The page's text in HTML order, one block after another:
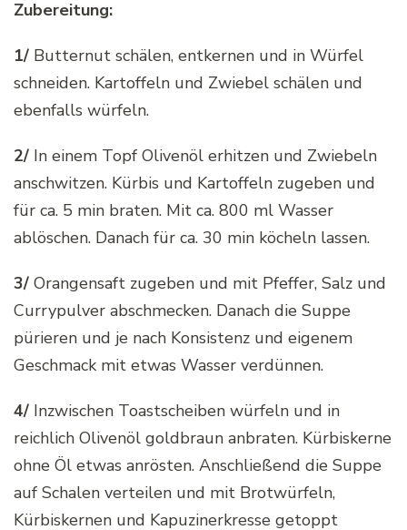
Zubereitung:
1/ Butternut schälen, entkernen und in Würfel
schneiden. Kartoffeln und Zwiebel schälen und
ebenfalls würfeln.
2/ In einem Topf Olivenöl erhitzen und Zwiebeln
anschwitzen. Kürbis und Kartoffeln zugeben und
für ca. 5 min braten. Mit ca. 800 ml Wasser
ablöschen. Danach für ca. 30 min köcheln lassen.
3/ Orangensaft zugeben und mit Pfeffer, Salz und
Currypulver abschmecken. Danach die Suppe
pürieren und je nach Konsistenz und eigenem
Geschmack mit etwas Wasser verdünnen.
4/ Inzwischen Toastscheiben würfeln und in
reichlich Olivenöl goldbraun anbraten. Kürbiskerne
ohne Öl etwas anrösten. Anschließend die Suppe
auf Schalen verteilen und mit Brotwürfeln,
Kürbiskernen und Kapuzinerkresse getoppt